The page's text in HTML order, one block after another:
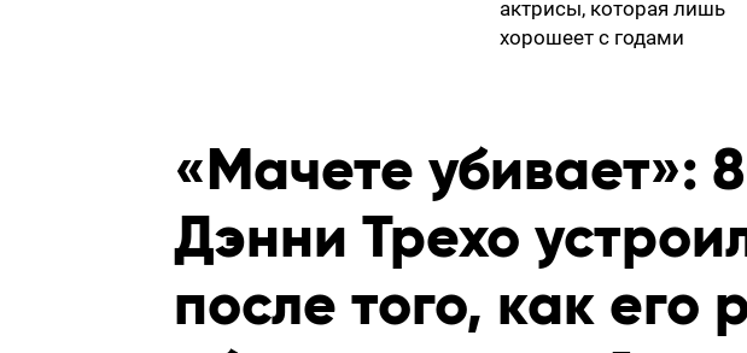
актрисы, которая лишь
хорошеет с годами
«Мачете убивает»:
Дэнни Трехо
после того, как его